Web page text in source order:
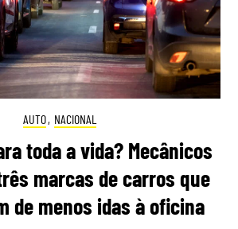
AUTO, NACIONAL
toda a vida? Mecânicos
marcas de carros que
de menos idas à oficina